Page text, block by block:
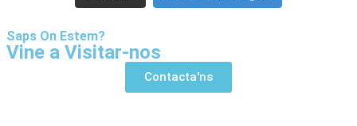
Saps On Estem?
Vine a Visitar-nos
Contacta'ns